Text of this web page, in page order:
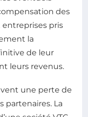
des
entreprises pris
la
de leur
leurs revenus.
une perte de
partenaires. La